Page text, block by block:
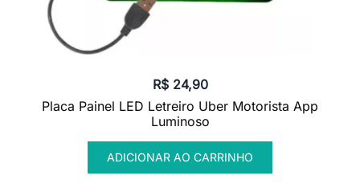
R$24,90
Placa Painel LED Letreiro Uber Motorista App
Luminoso
ADICIONAR AO CARRINHO